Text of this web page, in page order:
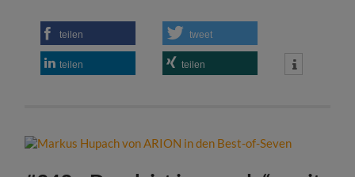
teilen tweet
teilen teilen